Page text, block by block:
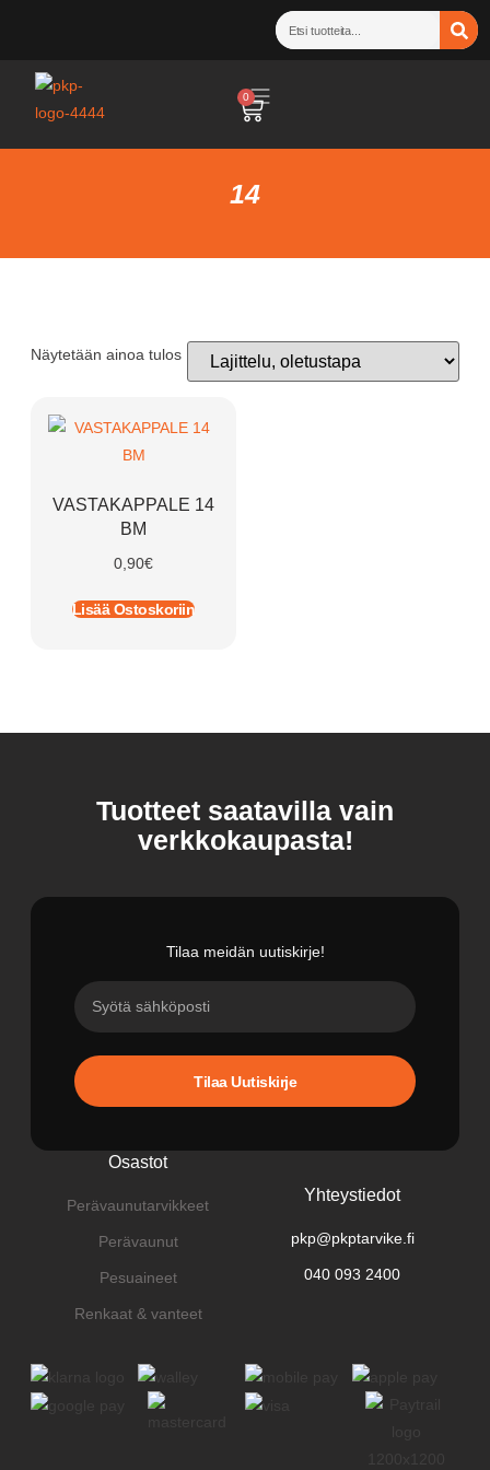
0
14
Näytetään ainoa tulos
VASTAKAPPALE 14
BM
0,90€
Lisää Ostoskoriin
Tuotteet saatavilla vain
verkkokaupasta!
Tilaa meidän uutiskirje!
Tilaa Uutiskirje
Osastot
Perävaunutarvikkeet
Perävaunut
Pesuaineet
Renkaat & vanteet
Yhteystiedot
pkp@pkptarvike.fi
040 093 2400